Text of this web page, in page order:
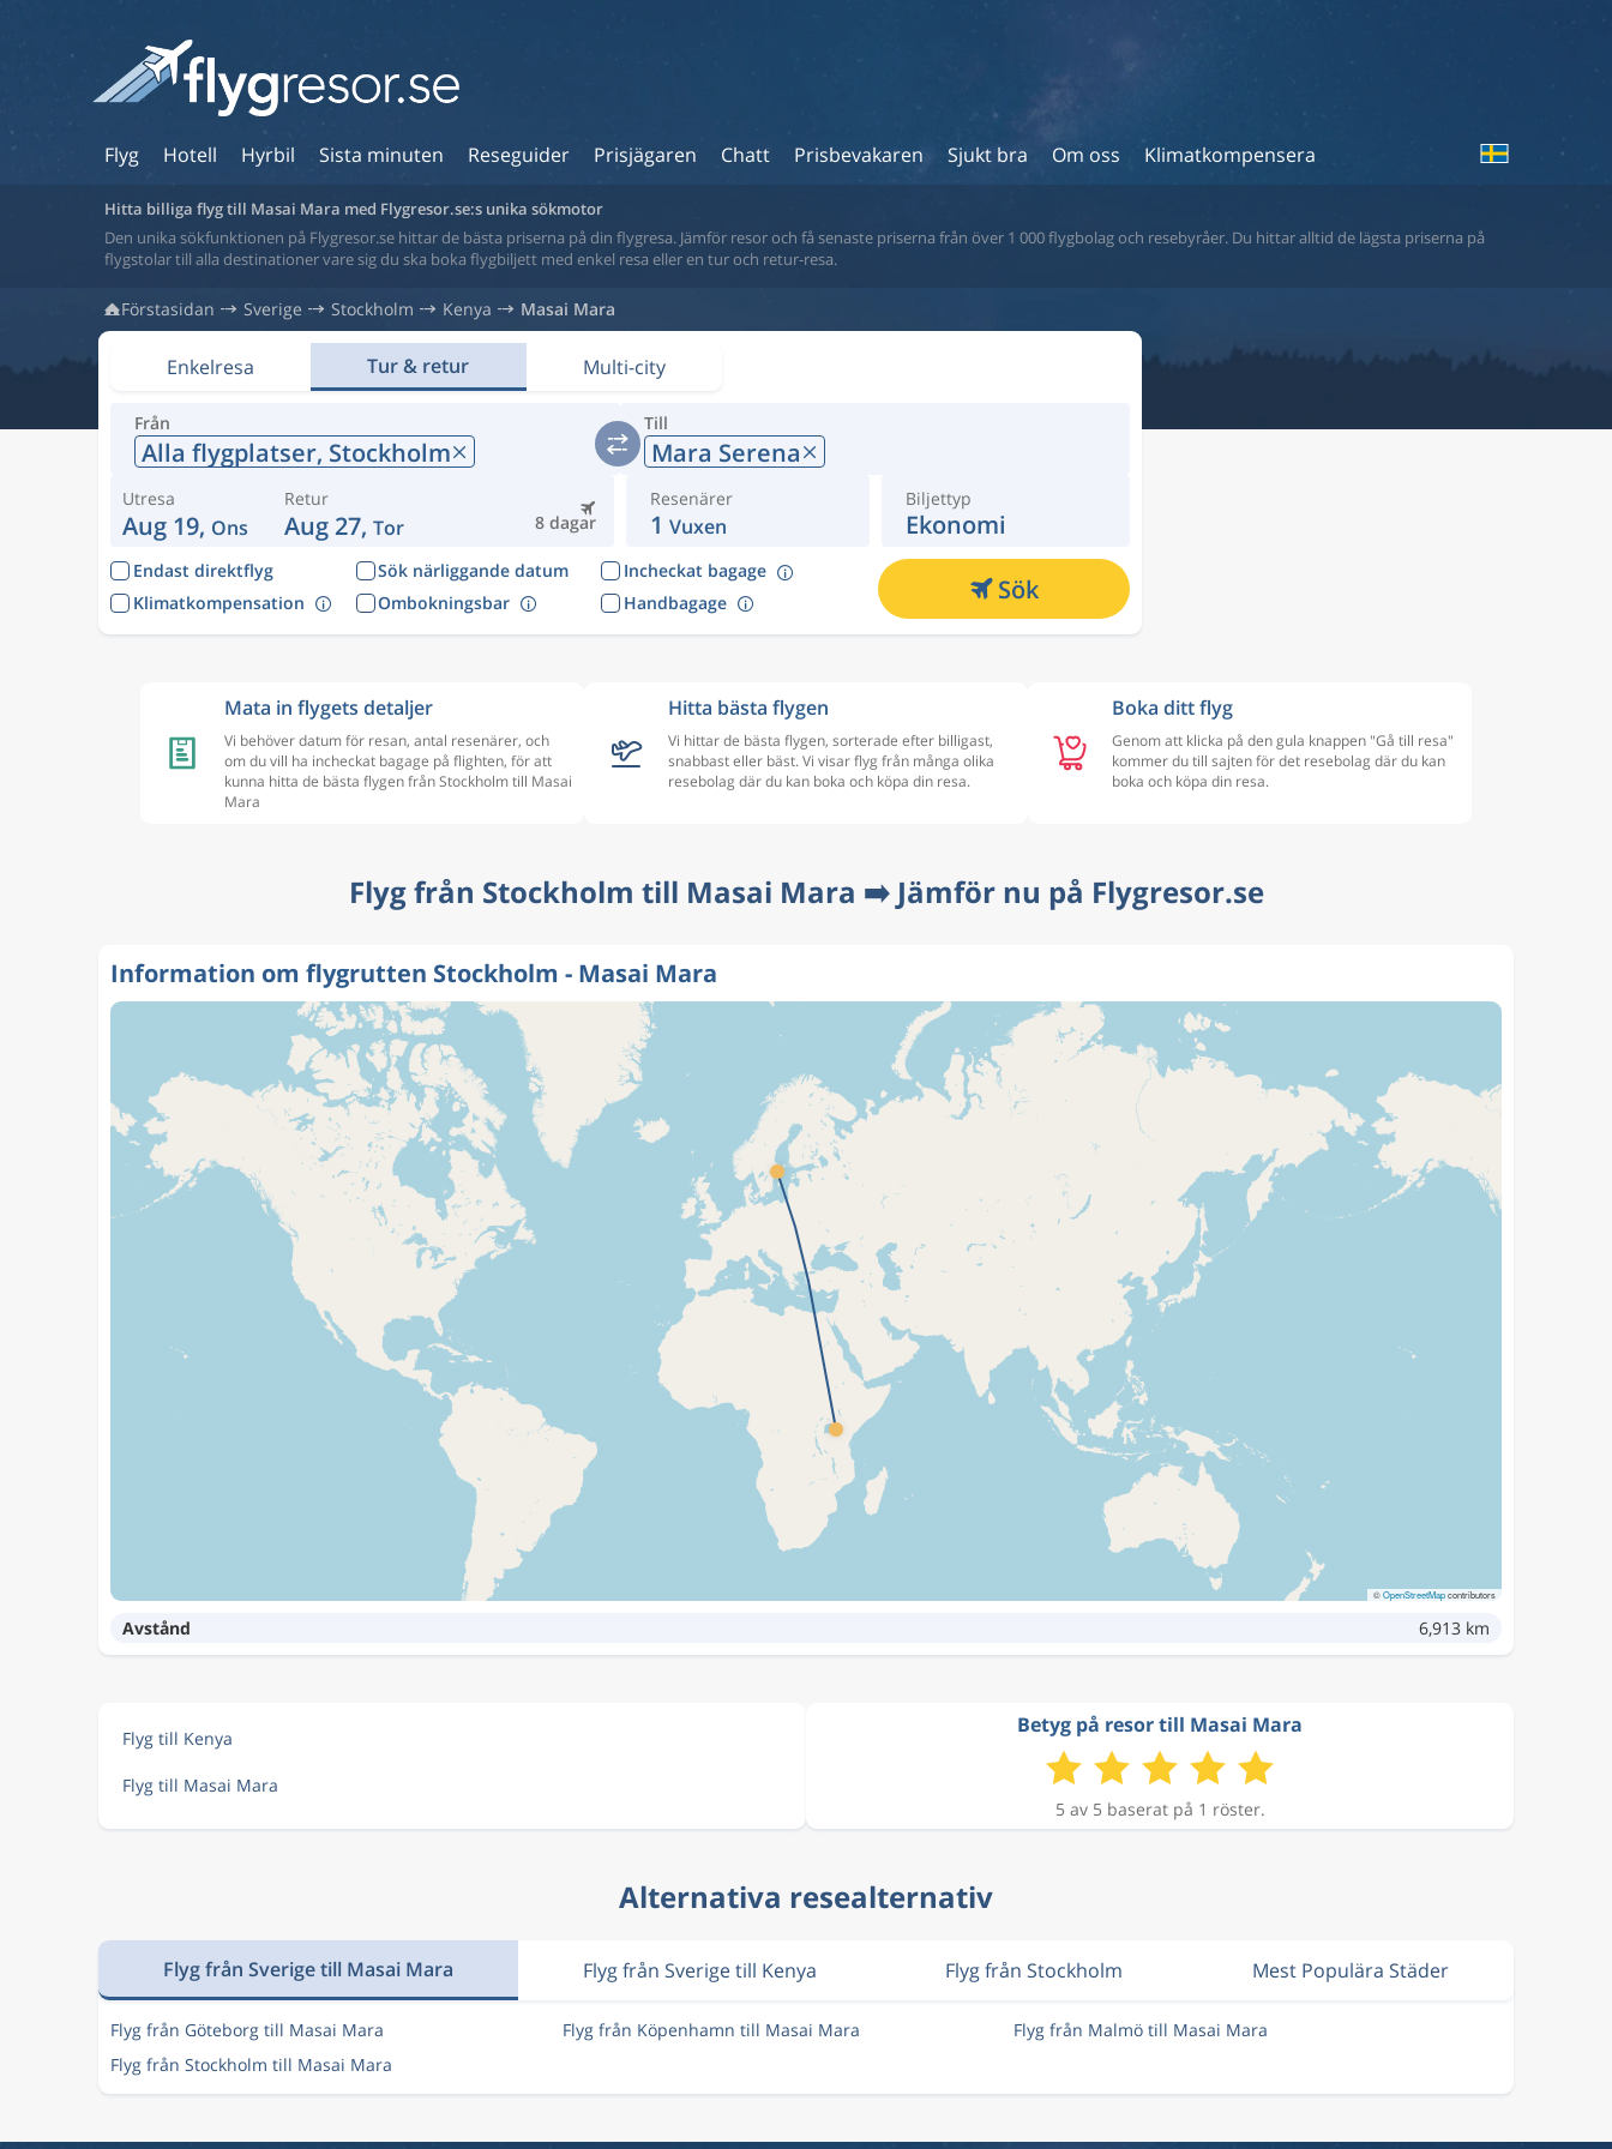
Flyg Hotell Hyrbil Sista minuten Reseguider Prisjägaren Chatt Prisbevakaren Sjukt bra Om oss Klimatkompensera
Hitta billiga flyg till Masai Mara med Flygresor.se:s unika sökmotor
Den unika sökfunktionen på Flygresor.se hittar de bästa priserna på din flygresa. Jämför resor och få senaste priserna från över 1 000 flygbolag och resebyråer. Du hittar alltid de lägsta priserna på
flygstolar till alla destinationer vare sig du ska boka flygbiljett med enkel resa eller en tur och retur-resa.
Förstasidan Sverige Stockholm Kenya Masai Mara
Enkelresa Tur & retur Multi-city
Från
Alla flygplatser, Stockholm
Till
Mara Serena
Utresa
Aug 19, Ons 8 dagar
Retur
Aug 27, Tor
Resenärer
1 Vuxen
Biljettyp
Ekonomi
Endast direktflyg Sök närliggande datum
Incheckat bagage
Klimatkompensation
Ombokningsbar Handbagage Sök
Mata in flygets detaljer
Vi behöver datum för resan, antal resenärer, och
om du vill ha incheckat bagage på flighten, för att
kunna hitta de bästa flygen från Stockholm till Masai
Mara
Hitta bästa flygen
Vi hittar de bästa flygen, sorterade efter billigast,
snabbast eller bäst. Vi visar flyg från många olika
resebolag där du kan boka och köpa din resa.
Boka ditt flyg
Genom att klicka på den gula knappen "Gå till resa"
kommer du till sajten för det resebolag där du kan
boka och köpa din resa.
Flyg från Stockholm till Masai Mara ➡️ Jämför nu på Flygresor.se
Information om flygrutten Stockholm - Masai Mara
©OpenStreetMapcontributors
Avstånd 6,913 km
Flyg till Kenya
Flyg till Masai Mara
Betyg på resor till Masai Mara
5 av 5 baserat på 1 röster.
Alternativa resealternativ
Flyg från Sverige till Masai Mara Flyg från Sverige till Kenya Flyg från Stockholm Mest Populära Städer
Flyg från Göteborg till Masai Mara Flyg från Köpenhamn till Masai Mara
Flyg från Malmö till Masai Mara
Flyg från Stockholm till Masai Mara